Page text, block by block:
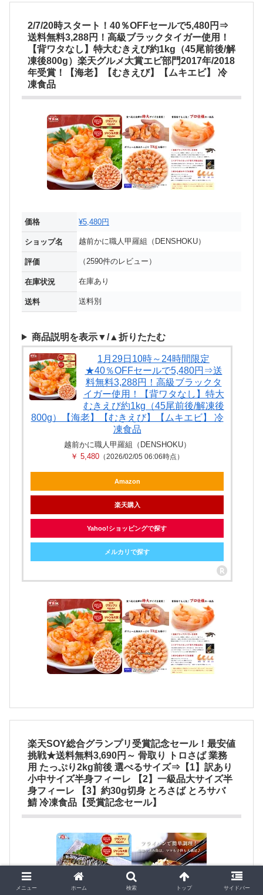
2/7/20時スタート！40％OFFセールで5,480円⇒
送料無料3,288円！高級ブラックタイガー使用！
【背ワタなし】特大むきえび約1kg（45尾前後/解
凍後800g）楽天グルメ大賞エビ部門2017年/2018
年受賞！【海老】【むきえび】【ムキエビ】 冷
凍食品
価格 ¥5,480円
ショップ名 越前かに職人甲羅組（DENSHOKU）
評価 （2590件のレビュー）
在庫状況 在庫あり
送料 送料別
商品説明を表示▼/▲折りたたむ
1月29日10時～24時間限定
★40％OFFセールで5,480円⇒送
料無料3,288円！高級ブラックタ
イガー使用！【背ワタなし】特大
むきえび約1kg（45尾前後/解凍後
800g）【海老】【むきえび】【ムキエビ】 冷
凍食品
越前かに職人甲羅組（DENSHOKU）
￥ 5,480 （2026/02/05 06:06時点）
Amazon
楽天購入
Yahoo!ショッピングで探す
メルカリで探す
楽天SOY総合グランプリ受賞記念セール！最安値
挑戦★送料無料3,690円～ 骨取り トロさば 業務
用 たっぷり2kg前後 選べるサイズ⇒【1】訳あり
小中サイズ半身フィーレ 【2】一級品大サイズ半
身フィーレ 【3】約30g切身 とろさば とろサバ
鯖 冷凍食品【受賞記念セール】
メニュー ホーム 検索 トップ サイドバー